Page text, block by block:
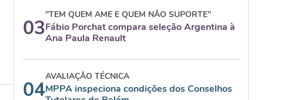
03
"TEM QUEM AME E QUEM NÃO SUPORTE"
Fábio Porchat compara seleção Argentina à
Ana Paula Renault
04
AVALIAÇÃO TÉCNICA
MPPA inspeciona condições dos Conselhos